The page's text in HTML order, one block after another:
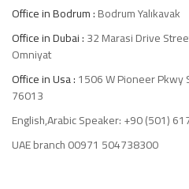
Office in Bodrum :Bodrum Yalıkavak
Office in Dubai :32 Marasi Drive
Omniyat
Office in Usa :1506 W Pioneer Pkwy
76013
English,Arabic Speaker: +90 (501)
UAE branch 00971 504738300